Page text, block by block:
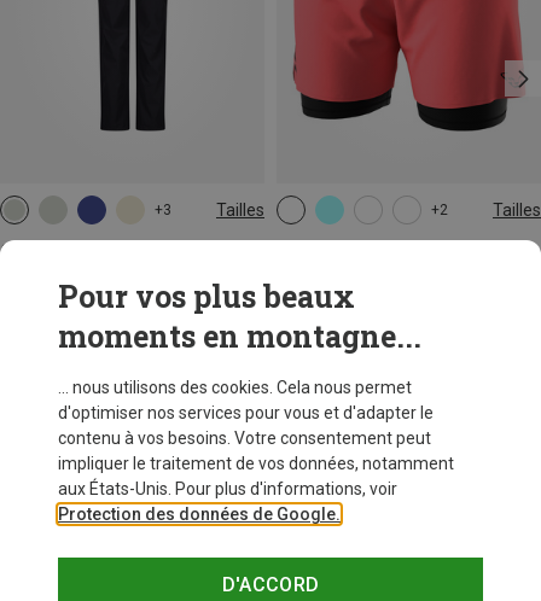
+3 Tailles
CMP
+2 Tailles
€ 72,20
XS S
Pour vos plus beaux
moments en montagne...
... nous utilisons des cookies. Cela nous permet
d'optimiser nos services pour vous et d'adapter le
contenu à vos besoins. Votre consentement peut
impliquer le traitement de vos données, notamment
aux États-Unis. Pour plus d'informations, voir
Protection des données de Google.
D'ACCORD